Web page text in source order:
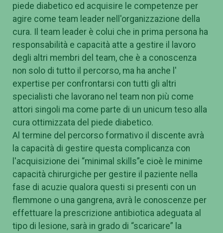
piede diabetico ed acquisire le competenze per
agire come team leader nell'organizzazione della
cura. Il team leader è colui che in prima persona ha
responsabilità e capacità atte a gestire il lavoro
degli altri membri del team, che è a conoscenza
non solo di tutto il percorso, ma ha anche l'
expertise per confrontarsi con tutti gli altri
specialisti che lavorano nel team non più come
attori singoli ma come parte di un unicum teso alla
cura ottimizzata del piede diabetico.
Al termine del percorso formativo il discente avrà
la capacità di gestire questa complicanza con
l'acquisizione dei “minimal skills”e cioè le minime
capacità chirurgiche per gestire il paziente nella
fase di acuzie qualora questi si presenti con un
flemmone o una gangrena, avrà le conoscenze per
effettuare la prescrizione antibiotica adeguata al
tipo di lesione, sarà in grado di “scaricare” la